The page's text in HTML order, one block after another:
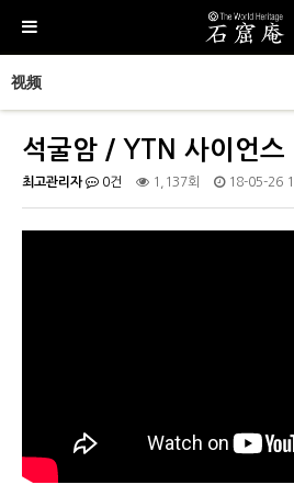
视频
석굴암 / YTN 사이언스
최고관리자 0건 1,137회 18-05-26